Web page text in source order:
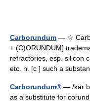
Carborundum — ☆
+ (C)ORUNDUM]
refractories, esp. silicon
etc. n. [c ] such a
Carborundum® — /kär
as a substitute for